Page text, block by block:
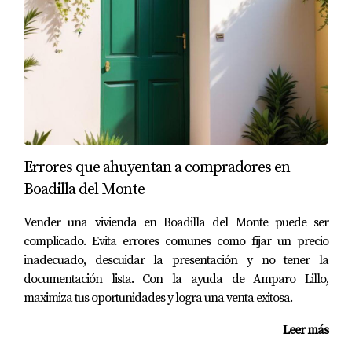
planificar cómo se distribuirán los bienes tras el
fallecimiento del propietario, lo que puede ayudar a
evitar conflictos familiares.
Riesgos de la Herencia
Carga Fiscal: El Impuesto sobre Sucesiones puede
ser elevado dependiendo del valor del patrimonio
heredado y puede suponer una carga financiera
significativa para los herederos.
Conflictos Legales: Si no existe un testamento claro
o si hay desacuerdos entre los herederos, pueden
Responsabilidad Financiera: Los herederos pueden
asumir también las deudas del fallecido, lo que
podría poner en riesgo su situación financiera.
Compraventa entre Familiares
La compraventa entre familiares implica la transferencia
Errores que ahuyentan a compradores en
Boadilla del Monte
Vender una vivienda en Boadilla del Monte puede ser
complicado. Evita errores comunes como fijar un precio
inadecuado, descuidar la presentación y no tener la
documentación lista. Con la ayuda de Amparo Lillo,
maximiza tus oportunidades y logra una venta exitosa.
Leer más